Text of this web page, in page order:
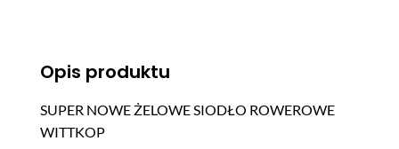
Twin
gel
mtb
Opis produktu
SUPER NOWE ŻELOWE SIODŁO ROWEROWE
WITTKOP